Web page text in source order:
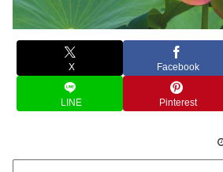
X Facebook
LINE Pinterest